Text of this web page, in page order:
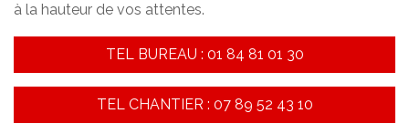
à la hauteur de vos attentes.
TEL BUREAU : 01 84 81 01 30
TEL CHANTIER : 07 89 52 43 10